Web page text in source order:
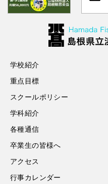
学校紹介
重点目標
スクールポリシー
学科紹介
各種通信
卒業生の皆様へ
アクセス
行事カレンダー